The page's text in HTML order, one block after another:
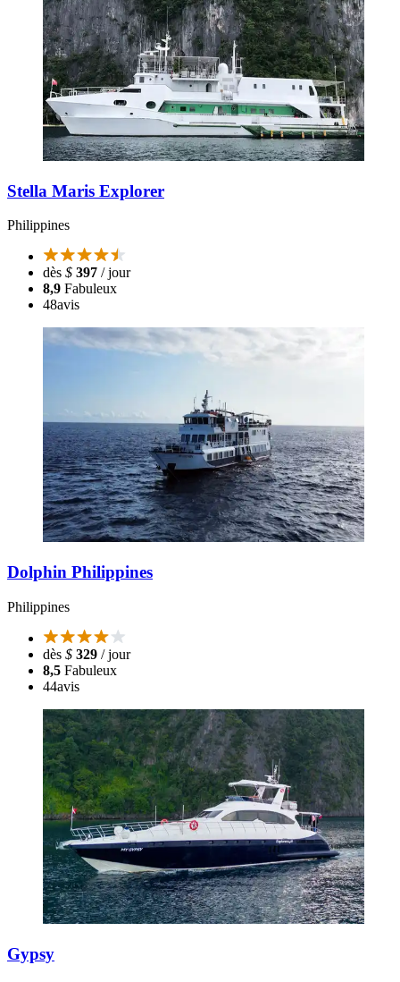
Stella Maris Explorer
Philippines
dès $ 397 / jour
8,9 Fabuleux
48avis
Dolphin Philippines
Philippines
dès $ 329 / jour
8,5 Fabuleux
44avis
Gypsy